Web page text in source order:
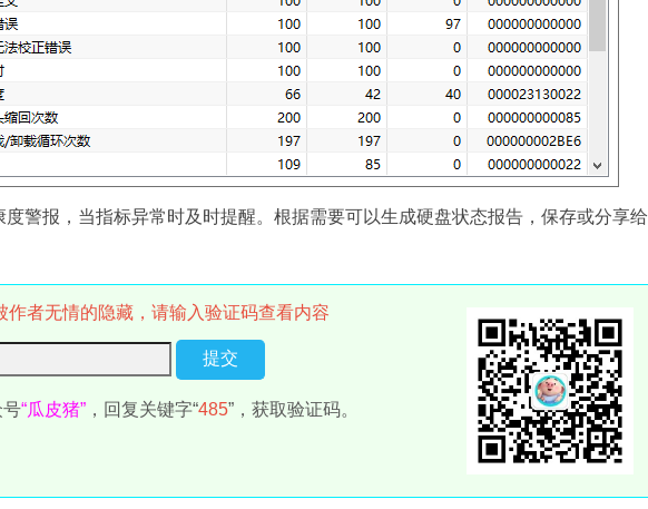
度警报，当指标异常时及时提醒。根据需要可以生成硬盘状态报告，保存或分享给
作者无情的隐藏，请输入验证码查看内容
号“瓜皮猪” ，回复关键字“485”，获取验证码。